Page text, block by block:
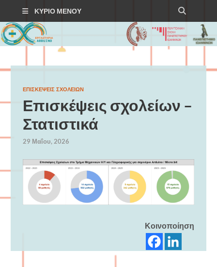
Arduino Seminars
TEST
test
ΚΎΡΙΟ ΜΕΝΟΎ
ΕΠΙΣΚΈΨΕΙΣ ΣΧΟΛΕΊΩΝ
Επισκέψεις σχολείων –
Στατιστικά
29 Μαΐου, 2026
Κοινοποίηση